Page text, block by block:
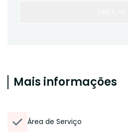
Mais informações
Área de Serviço